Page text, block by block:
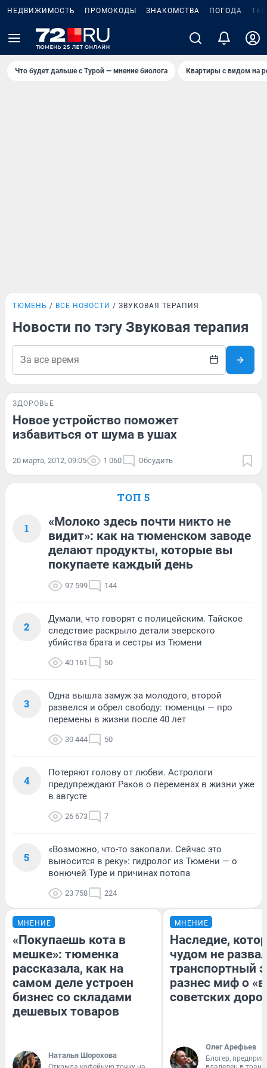
НЕДВИЖИМОСТЬ ПРОМОКОДЫ ЗНАКОМСТВА ПОГОДА
Что будет дальше с Турой — мнение биолога Квартиры с видом на
ТЮМЕНЬ ВСЕ НОВОСТИ ЗВУКОВАЯ ТЕРАПИЯ
Новости по тэгу Звуковая терапия
ЗДОРОВЬЕ
Новое устройство поможет
избавиться от шума в ушах
20 марта, 2012, 09:05 1 060 Обсудить
ТОП 5
1
«Молоко здесь почти никто не
видит»: как на тюменском заводе
делают продукты, которые вы
покупаете каждый день
97 599 144
2
Думали, что говорят с полицейским. Тайское
следствие раскрыло детали зверского
убийства брата и сестры из Тюмени
40 161 50
3
Одна вышла замуж за молодого, второй
развелся и обрел свободу: тюменцы — про
перемены в жизни после 40 лет
30 444 50
4
Потеряют голову от любви. Астрологи
предупреждают Раков о переменах в жизни уже
в августе
26 673 7
5
«Возможно, что-то закопали. Сейчас это
выносится в реку»: гидролог из Тюмени — о
вонючей Туре и причинах потопа
23 758 224
МНЕНИЕ
«Покупаешь кота в
мешке»: тюменка
рассказала, как на
самом деле устроен
бизнес со складами
дешевых товаров
Наталья Шорохова
МНЕНИЕ
Наследие,
чудом не
транспортный
разнес миф о
советских
Олег Арефьев
Блогер,